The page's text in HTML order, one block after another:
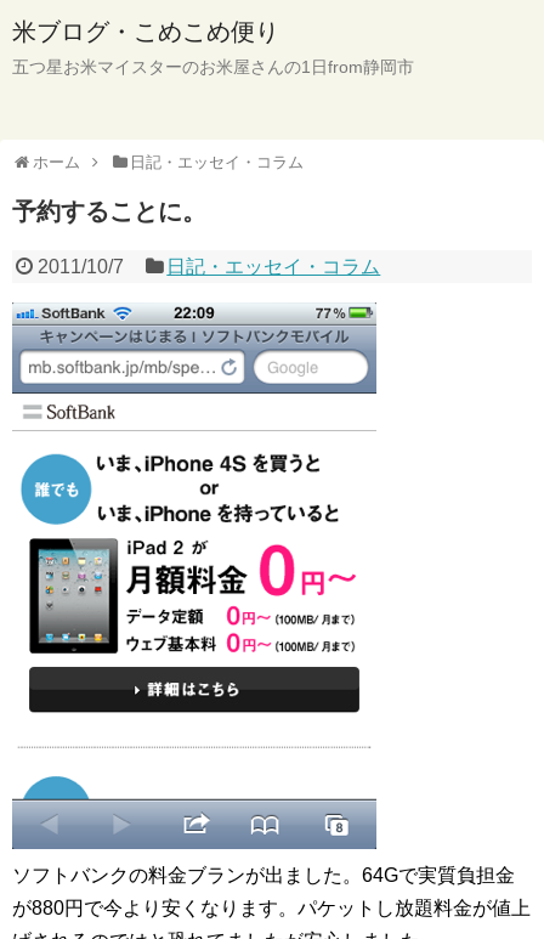
米ブログ・こめこめ便り
五つ星お米マイスターのお米屋さんの1日from静岡市
ホーム 日記・エッセイ・コラム
予約することに。
2011/10/7 日記・エッセイ・コラム
ソフトバンクの料金ブランが出ました。64Gで実質負担金
が880円で今より安くなります。パケットし放題料金が値上